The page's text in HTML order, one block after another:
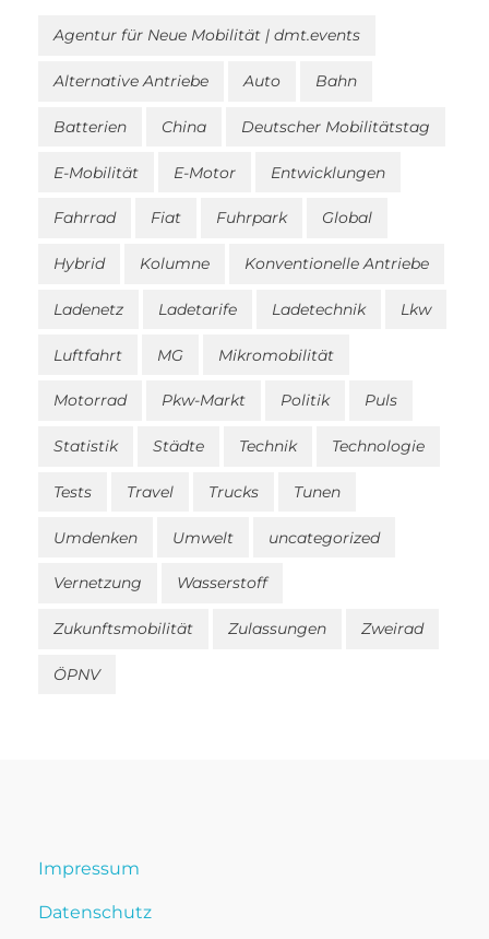
Agentur für Neue Mobilität | dmt.events
Alternative Antriebe Auto Bahn
Batterien China Deutscher Mobilitätstag
E-Mobilität E-Motor Entwicklungen
Fahrrad Fiat Fuhrpark Global
Hybrid Kolumne Konventionelle Antriebe
Ladenetz Ladetarife Ladetechnik Lkw
Luftfahrt MG Mikromobilität
Motorrad Pkw-Markt Politik Puls
Statistik Städte Technik Technologie
Tests Travel Trucks Tunen
Umdenken Umwelt uncategorized
Vernetzung Wasserstoff
Zukunftsmobilität Zulassungen Zweirad
ÖPNV
Impressum
Datenschutz